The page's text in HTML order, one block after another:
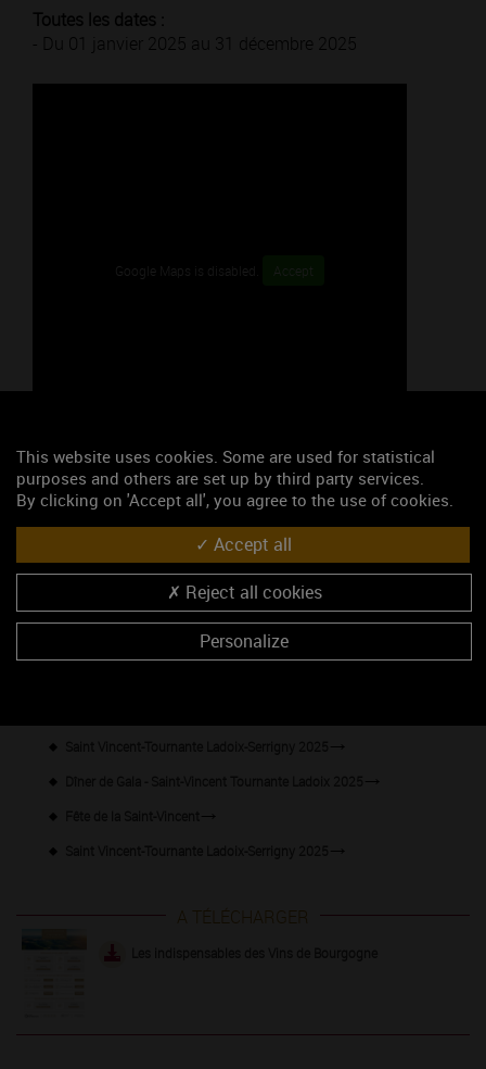
Toutes les dates :
- Du 01 janvier 2025 au 31 décembre 2025
Google Maps is disabled. Accept
47.0219227, 4.8333716
S'y rendre
Les événements du mois
Année-anniversaire des Climats
Banquet de la Saint-Vincent 2025
A TÉLÉCHARGER
This website uses cookies. Some are used for statistical
purposes and others are set up by third party services.
By clicking on 'Accept all', you agree to the use of cookies.
Accept all
Reject all cookies
Personalize